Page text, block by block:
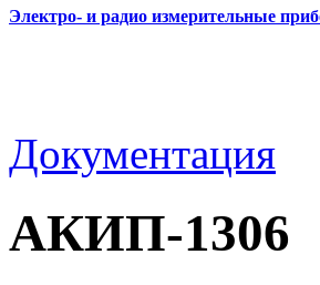
Электро- и радио измерительные
Документация
АКИП-1306